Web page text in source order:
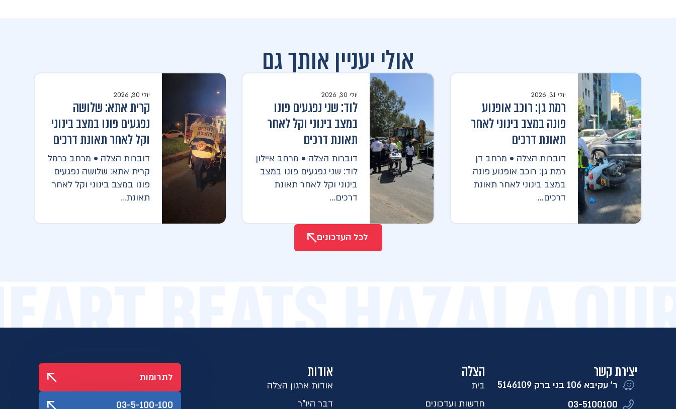
אולי יעניין אותך גם
יולי 31, 2026
רמת גן: רוכב אופנוע
פונה במצב בינוני לאחר
תאונת דרכים
דוברות הצלה • מרחב דן
רמת גן: רוכב אופנוע פונה
במצב בינוני לאחר תאונת
דרכים...
יולי 30, 2026
לוד: שני נפגעים פונו
במצב בינוני וקל לאחר
תאונת דרכים
דוברות הצלה • מרחב איילון
לוד: שני נפגעים פונו במצב
בינוני וקל לאחר תאונת
דרכים...
יולי 30, 2026
קרית אתא: שלושה
נפגעים פונו במצב בינוני
וקל לאחר תאונת דרכים
דוברות הצלה • מרחב כרמל
קרית אתא: שלושה נפגעים
פונו במצב בינוני וקל לאחר
תאונת...
לכל העדכונים
BEATS HAZALA
יצירת קשר
ר' עקיבא 106 בני ברק 5146109​
03-5100100
הצלה
בית
חדשות ועדכונים
אודות
אודות ארגון הצלה
דבר היו"ר
לתרומות
03-5-100-100